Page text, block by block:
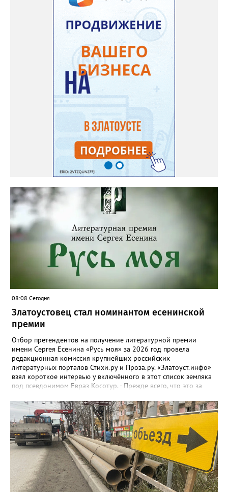
08:08 Сегодня
Златоустовец стал номинантом есенинской
премии
Отбор претендентов на получение литературной премии
имени Сергея Есенина «Русь моя» за 2026 год провела
редакционная комиссия крупнейших российских
литературных порталов Стихи.ру и Проза.ру. «Златоуст.инфо»
взял короткое интервью у включённого в этот список земляка
под псевдонимом Евраз Косотур. - Прежде всего, что это за
«Русь моя» ежегодная, её вручают в канун дня рождения
великого русского поэта. Я о ней узнал на сайте стихи.ру,
подал заявку, особо ни на что не рассчитывая. А потом мне
позвонили, сказали, что я подхожу. - Как давно пишете и о чём?
- Пишу давно, но обычно кидал в стол или отправлял
знакомым, друзьям. С 2024 года публикую на Author.Today, с
марта этого года - на стихи.ру. Кстати, я про этот сайт узнал от
своего подписчика в Телеграм. Он долго восторгался стихами, а
потом был удивлён, что не нашел меня на стихи.ру. Ну я и
повёлся. Темы? Да самые разные. - Где черпаете вдохновение? -